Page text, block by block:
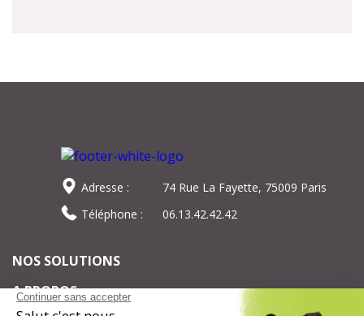
Adresse :
74 Rue La Fayette, 75009 Paris
Téléphone :
06.13.42.42.42
NOS SOLUTIONS
A PROPOS